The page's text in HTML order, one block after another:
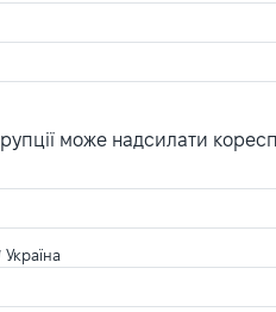
може надсилати